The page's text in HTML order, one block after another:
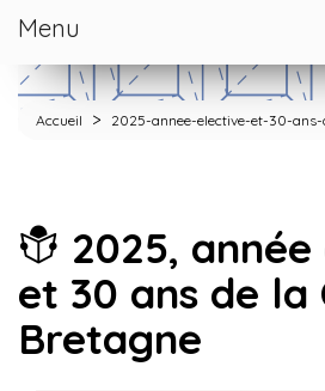
Menu
Accueil > 2025-annee-elective-et-30-
2025,
et 30 ans de la
Bretagne